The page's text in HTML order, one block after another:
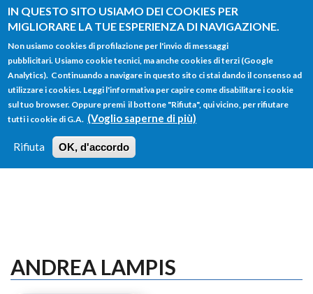
IN QUESTO SITO USIAMO DEI COOKIES PER
MIGLIORARE LA TUE ESPERIENZA DI NAVIGAZIONE.
Non usiamo cookies di profilazione per l'invio di messaggi
pubblicitari. Usiamo cookie tecnici, ma anche cookies di terzi (Google
Analytics). Continuando a navigare in questo sito ci stai dando il consenso ad
utilizzare i cookies. Leggi l'informativa per capire come disabilitare i cookie
sul tuo browser. Oppure premi il bottone "Rifiuta", qui vicino, per rifiutare
tutti i cookie di G.A. (Voglio saperne di più)
Rifiuta OK, d'accordo
Salta al contenuto principale
FORM
DI
RICERCA
Main menu
HOME TUTTI I PROFILI
LOGIN
ANDREA LAMPIS